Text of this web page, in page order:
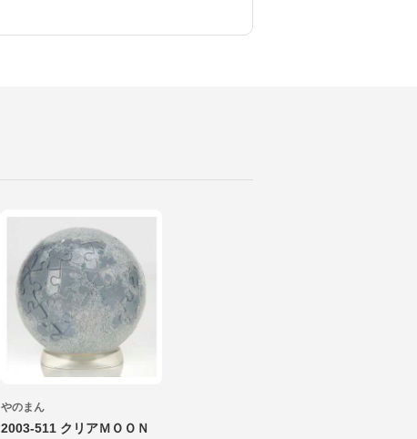
やのまん
2003-511 クリアＭＯＯＮ